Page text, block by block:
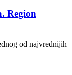
Region
od najvrednijih